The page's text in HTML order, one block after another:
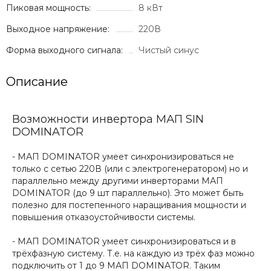
Пиковая мощность:
8 кВт
Выходное напряжение:
220В
Форма выходного сигнала:
Чистый синус
Описание
Возможности инвертора МАП SIN
DOMINATOR
- МАП DOMINATOR умеет синхронизироваться не
только с сетью 220В (или с электрогенератором) но и
параллельно между другими инверторами МАП
DOMINATOR (до 9 шт параллельно). Это может быть
полезно для постепенного наращивания мощности и
повышения отказоустойчивости системы.
- МАП DOMINATOR умеет синхронизироваться и в
трёхфазную систему. Т.е. на каждую из трёх фаз можно
подключить от 1 до 9 МАП DOMINATOR. Таким